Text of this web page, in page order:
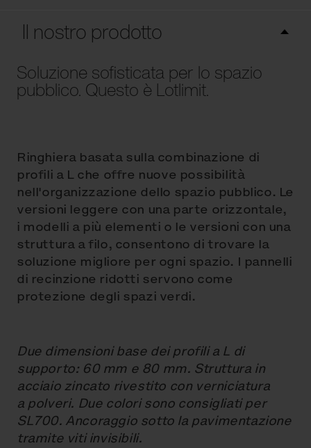
Il nostro prodotto
Soluzione sofisticata per lo spazio
pubblico. Questo è Lotlimit.
Ringhiera basata sulla combinazione di
profili a L che offre nuove possibilità
nell'organizzazione dello spazio pubblico. Le
versioni leggere con una parte orizzontale,
i modelli a più elementi o le versioni con una
struttura a filo, consentono di trovare la
soluzione migliore per ogni spazio. I pannelli
di recinzione ridotti servono come
protezione degli spazi verdi.
Due dimensioni base dei profili a L di
supporto: 60 mm e 80 mm. Struttura in
acciaio zincato rivestito con verniciatura
a polveri. Due colori sono consigliati per
SL700. Ancoraggio sotto la pavimentazione
tramite viti invisibili.